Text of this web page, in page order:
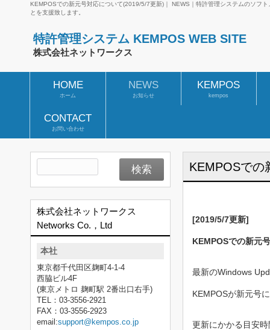
KEMPOSでの新元号対応について(2019/5/7更新)｜ NEWS｜特許管理システムのソフ
とを支援致します。
特許管理システム KEMPOS WEB SITE
株式会社ネットワークス
HOME
ホーム
NEWS
お知らせ
KEMPOS
kempos
CONTACT
お問い合わせ
KEMPOSでの
[2019/5/7更新]
KEMPOSでの新元
最新のWindows
KEMPOSが新元号
更新にかかる目安
株式会社ネットワークス
Networks Co.，Ltd
本社
東京都千代田区麹町4-1-4
西脇ビル4F
(東京メトロ 麹町駅 2番出口右手)
TEL：03-3556-2921
FAX：03-3556-2923
email:support@kempos.co.jp